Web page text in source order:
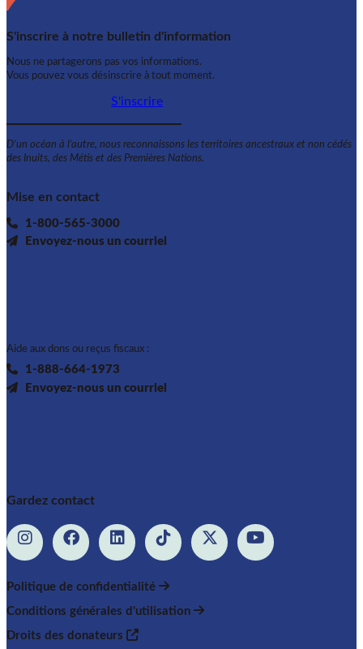
S'inscrire à notre bulletin d'information
Nous ne partagerons pas vos informations.
Vous pouvez vous désinscrire à tout moment.
S'inscrire
D’un océan à l’autre, nous reconnaissons les territoires ancestraux et non cédés
des Inuits, des Métis et des Premières Nations.
Mise en contact
1-800-565-3000
Envoyez-nous un courriel
Aide aux dons ou reçus fiscaux :
1-888-664-1973
Envoyez-nous un courriel
Gardez contact
Politique de confidentialité
Conditions générales d'utilisation
Droits des donateurs